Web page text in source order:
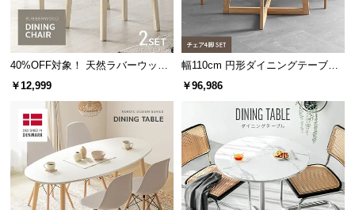
お
知
ブ
40%OFF対象！ 天然ラバーウッド
製 ダイニングチェア2脚セット
￥12,999
幅110cm 円形ダイニングテーブル
チェア4脚セット
￥96,986